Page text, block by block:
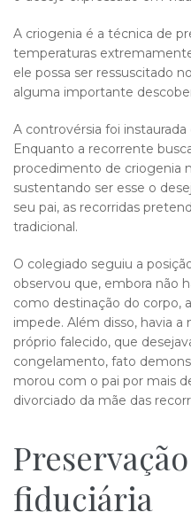
A criogenia é a técnica de
temperaturas
ele possa ser ressuscitado
alguma importante
A controvérsia foi
Enquanto a recorrente
procedimento de criogenia
sustentando ser esse o
seu pai, as recorridas
tradicional.
O colegiado seguiu a
observou que, embora não
como destinação do corpo,
impede. Além disso, havia
próprio falecido, que
congelamento, fato
morou com o pai por mais
divorciado da mãe das
fiduciá​ria